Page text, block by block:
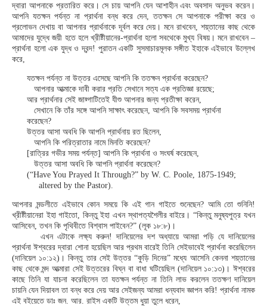
দ্বারা আপনাকে প্রতারিত করে। সে চায় আপনি যেন আশাহীন এবং অবসাদ অনুভব করেন।
আপনি যতক্ষন পর্যন্ত না প্রার্থনা বন্ধ করে দেন, ততক্ষন সে আপনাকে পরীক্ষা করে ও
প্রলোভন দেখায় বা আপনার প্রার্থনাকে দূর্বল করে দেয়। মনে রাখবেন, শয়্তানের কাছ থেকে
আমাদের যুদ্ধে জয়ী হতে হলে খ্রীষ্টীয়ানের-প্রার্থনা হলো সবথেকে মুখ্য বিষয়। মনে রাখবেন –
প্রার্থনা হলো এক যুদ্ধ ও দ্বন্দ! পুরাতন একটি সুসমাচারমূলক সঙ্গীত ইহাকে এইভাবে উল্লেখ
করে,
যতক্ষন পর্যন্ত না উত্তর এসেছে আপনি কি ততক্ষন প্রার্থনা করেছেন?
আপনার আত্মাকে দাবী করার প্রতি সেখানে সত্য এক প্রতিজ্ঞা রয়েছে;
আর প্রার্থনার সেই জায়্গাটিতেই যীশু আপনার জন্য প্রতীক্ষা করেন,
সেখানে কি তাঁর সঙ্গে আপনি সাক্ষাৎ করেছেন, আপনি কি সবসময় প্রার্থনা
করেছেন?
উত্তর আসা অবধি কি আপনি প্রার্থনায় রত ছিলেন,
আপনি কি পরিত্রাতার নামে মিনতি করেছেন?
[রাত্রির গভীর সময় পর্যন্ত] আপনি কি প্রার্থনা ও সংঘর্ষ করেছেন,
উত্তর আসা অবধি কি আপনি প্রার্থনা করেছেন?
(“Have You Prayed It Through?” by W. C. Poole, 1875-1949;
altered by the Pastor).
আপনার মন্ডলীতে এইভাবে কোন সময়ে কি এই গান গাইতে শুনেছেন? আমি তো শুনিনি!
খ্রীষ্টীয়ানেরা ইহা গাইতো, কিন্তু ইহা এখন স্থাপত্যশৈলীর বাইরে। “কিন্তু মনুষ্যপুত্র যখন
আসিবেন, তখন কি পৃথিবীতে বিশ্বাস পাইবেন?” (লূক ১৮:৮)।
এখন এটাকে লক্ষ্য করুন! দানিয়েলের দশ অধ্যায়ে আমরা পড়ি যে দানিয়েলের
প্রার্থনা ঈশ্বরের দ্বারা শোনা হয়েছিল আর প্রথম বারেই তিনি সেইভাবেই প্রার্থনা করেছিলেন
(দানিয়েল ১০:১২)। কিন্তু তার সেই উত্তর “কুড়ি দিনের” মধ্যে আসেনি কেননা শয়্তানের
কাছ থেকে মন্দ আত্মারা সেই উত্তরের বিঘ্ন বা বাধা ঘটিয়েছিল (দানিয়েল ১০:১৩)। ঈশ্বরের
কাছে তিনি যা যাচনা করেছিলেন তা যতক্ষন পর্যন্ত না তিনি লাভ করলেন ততক্ষণ দানিয়েল
চায়নি যেন দিয়াবল তা বন্ধ করে দেয় আর সেইজন্য আমরা ধন্যবাদ জ্ঞাপন করি! প্রার্থনা নামক
এই বইয়েতে ডাঃ জন. আর. রাইস একটি উত্তম ধুয়া তুলে ধরেন,